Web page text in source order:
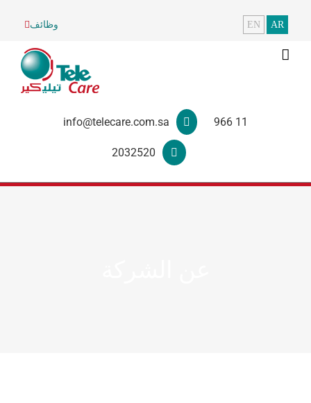
EN AR وظائف
info@telecare.com.sa 966 11
2032520